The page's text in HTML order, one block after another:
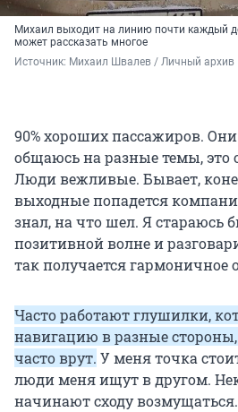
Михаил выходит на линию почти каждый
может рассказать многое
Источник: Михаил Швалев / Личный архив
90% хороших пассажиров.
общаюсь на разные темы, это
Люди вежливые. Бывает,
выходные попадется
знал, на что шел. Я стараюсь
позитивной волне и
так получается гармоничное
Часто работают глушилки,
навигацию в разные
часто врут. У меня точка
люди меня ищут в другом.
начинают сходу